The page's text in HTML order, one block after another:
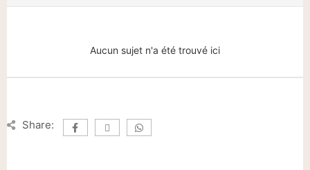
Aucun sujet n'a été trouvé ici
Share: